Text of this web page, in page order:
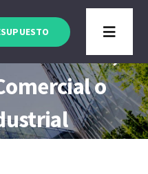
Toggle
de Segunda
Piso,
o